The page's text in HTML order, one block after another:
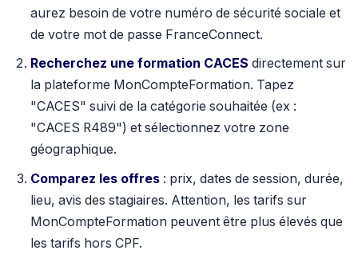
aurez besoin de votre numéro de sécurité sociale et
de votre mot de passe FranceConnect.
Recherchez une formation CACES directement sur
la plateforme MonCompteFormation. Tapez
"CACES" suivi de la catégorie souhaitée (ex :
"CACES R489") et sélectionnez votre zone
géographique.
Comparez les offres: prix, dates de session, durée,
lieu, avis des stagiaires. Attention, les tarifs sur
MonCompteFormation peuvent être plus élevés que
les tarifs hors CPF.